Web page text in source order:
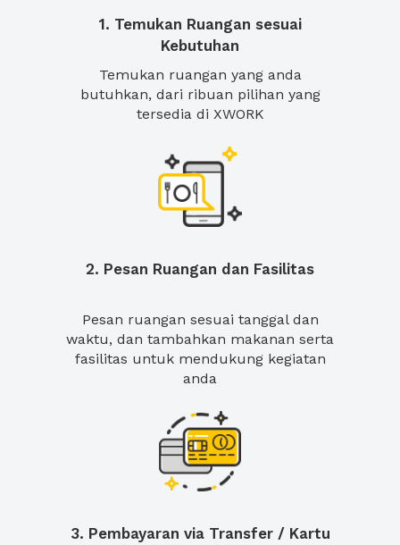
1. Temukan Ruangan sesuai
Kebutuhan
Temukan ruangan yang anda
butuhkan, dari ribuan pilihan yang
tersedia di XWORK
2. Pesan Ruangan dan Fasilitas
Pesan ruangan sesuai tanggal dan
waktu, dan tambahkan makanan serta
fasilitas untuk mendukung kegiatan
anda
3. Pembayaran via Transfer / Kartu